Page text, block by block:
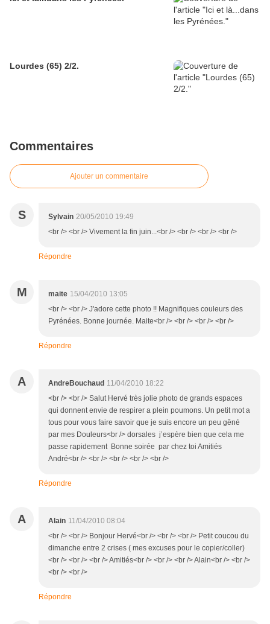
Lourdes (65) 2/2.
Commentaires
Ajouter un commentaire
S Sylvain 20/05/2010 19:49
<br /> <br /> Vivement la fin juin...<br /> <br /> <br /> <br />
Répondre
M maite 15/04/2010 13:05
<br /> <br /> J'adore cette photo !! Magnifiques couleurs des
Pyrénées. Bonne journée. Maite<br /> <br /> <br /> <br />
Répondre
A AndreBouchaud 11/04/2010 18:22
<br /> <br /> Salut Hervé très jolie photo de grands espaces
qui donnent envie de respirer a plein poumons. Un petit mot a
tous pour vous faire savoir que je suis encore un peu gêné
par mes Douleurs<br /> dorsales j’espère bien que cela me
passe rapidement Bonne soirée par chez toi Amitiés
André<br /> <br /> <br /> <br /> <br />
Répondre
A Alain 11/04/2010 08:04
<br /> <br /> Bonjour Hervé<br /> <br /> <br /> Petit coucou du
dimanche entre 2 crises ( mes excuses pour le copier/coller)
<br /> <br /> <br /> Amitiés<br /> <br /> <br /> Alain<br /> <br />
<br /> <br />
Répondre